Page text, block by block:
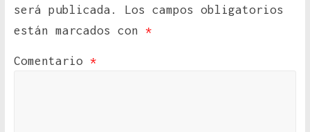
será publicada.
Los campos obligatorios
están marcados con *
Comentario *